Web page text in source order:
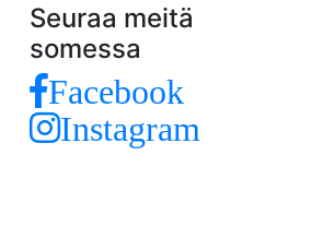
Seuraa meitä
somessa
Facebook
Instagram